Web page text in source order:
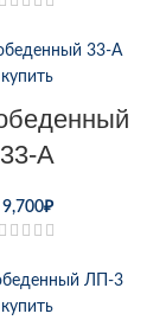
33-А
9,700₽